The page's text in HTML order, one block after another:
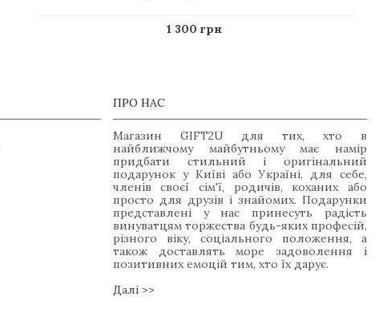
1 300 грн
ПРО НАС
Магазин GIFT2U для тих, хто в
найближчому майбутньому має намір
придбати стильний і оригінальний
подарунок у Київі або Україні, для себе,
членів своєї сім'ї, родичів, коханих або
просто для друзів і знайомих. Подарунки
представлені у нас принесуть радість
винуватцям торжества будь-яких професій,
різного віку, соціального положення, а
також доставлять море задоволення і
позитивних емоцій тим, хто їх дарує.
Далі >>